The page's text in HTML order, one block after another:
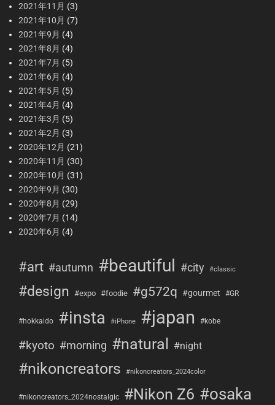
2021年11月 (3)
2021年10月 (7)
2021年9月 (4)
2021年8月 (4)
2021年7月 (5)
2021年6月 (4)
2021年5月 (5)
2021年4月 (4)
2021年3月 (5)
2021年2月 (3)
2020年12月 (21)
2020年11月 (30)
2020年10月 (31)
2020年9月 (30)
2020年8月 (29)
2020年7月 (14)
2020年6月 (4)
#art #autumn #beautiful #city #classic
#design #expo #foodie #g572q #gourmet #GR
#hokkaido #insta #iPhone #japan #kobe
#kyoto #morning #natural #night
#nikoncreators #nikoncreators_2024color
#nikoncreators_2024nostalgic #Nikon Z6 #osaka